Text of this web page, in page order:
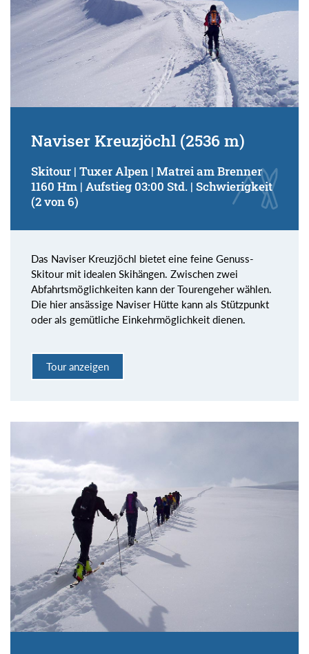
Naviser Kreuzjöchl (2536 m)
Skitour | Tuxer Alpen | Matrei am Brenner
1160 Hm | Aufstieg 03:00 Std. | Schwierigkeit
(2 von 6)
Das Naviser Kreuzjöchl bietet eine feine Genuss-
Skitour mit idealen Skihängen. Zwischen zwei
Abfahrtsmöglichkeiten kann der Tourengeher wählen.
Die hier ansässige Naviser Hütte kann als Stützpunkt
oder als gemütliche Einkehrmöglichkeit dienen.
Tour anzeigen